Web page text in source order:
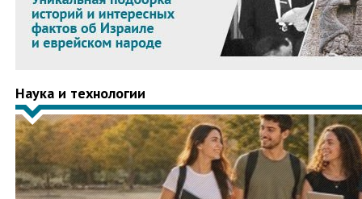
Наука и технологии